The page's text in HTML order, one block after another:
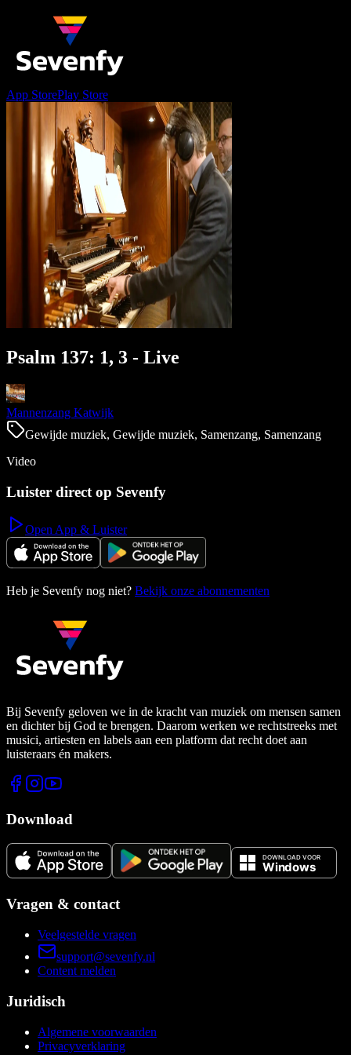
App StorePlay Store
Psalm 137: 1, 3 - Live
Mannenzang Katwijk
Gewijde muziek, Gewijde muziek, Samenzang, Samenzang
Video
Luister direct op Sevenfy
Open App & Luister
Heb je Sevenfy nog niet? Bekijk onze abonnementen
Bij Sevenfy geloven we in de kracht van muziek om mensen samen
en dichter bij God te brengen. Daarom werken we rechtstreeks met
musici, artiesten en labels aan een platform dat recht doet aan
luisteraars én makers.
Download
Vragen & contact
Veelgestelde vragen
support@sevenfy.nl
Content melden
Juridisch
Algemene voorwaarden
Privacyverklaring